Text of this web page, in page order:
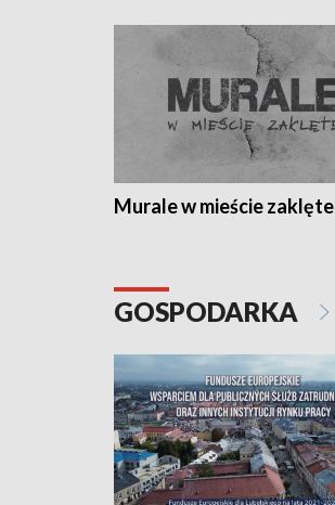
Murale w mieście zaklęte
GOSPODARKA